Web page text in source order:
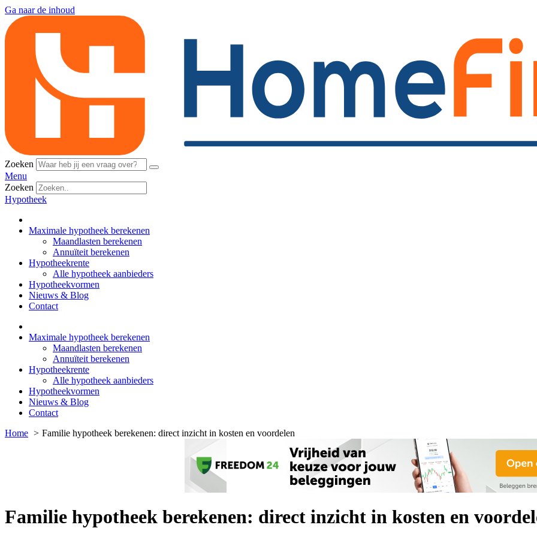
Ga naar de inhoud
Zoeken
Menu
Zoeken
Hypotheek
Maximale hypotheek berekenen
Maandlasten berekenen
Annuïteit berekenen
Hypotheekrente
Alle hypotheek aanbieders
Hypotheekvormen
Nieuws & Blog
Contact
Maximale hypotheek berekenen
Maandlasten berekenen
Annuïteit berekenen
Hypotheekrente
Alle hypotheek aanbieders
Hypotheekvormen
Nieuws & Blog
Contact
Home
Familie hypotheek berekenen: direct inzicht in kosten en voordelen
Familie hypotheek berekenen: direct inzicht in kosten en